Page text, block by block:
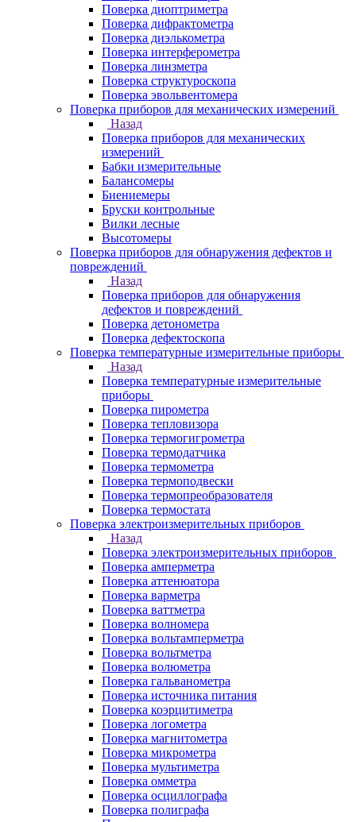
Поверка диоптриметра
Поверка дифрактометра
Поверка диэлькометра
Поверка интерферометра
Поверка линзметра
Поверка структуроскопа
Поверка эвольвентомера
Поверка приборов для механических измерений
Назад
Поверка приборов для механических
измерений
Бабки измерительные
Балансомеры
Биениемеры
Бруски контрольные
Вилки лесные
Высотомеры
Поверка приборов для обнаружения дефектов и
повреждений
Назад
Поверка приборов для обнаружения
дефектов и повреждений
Поверка детонометра
Поверка дефектоскопа
Поверка температурные измерительные приборы
Назад
Поверка температурные измерительные
приборы
Поверка пирометра
Поверка тепловизора
Поверка термогигрометра
Поверка термодатчика
Поверка термометра
Поверка термоподвески
Поверка термопреобразователя
Поверка термостата
Поверка электроизмерительных приборов
Назад
Поверка электроизмерительных приборов
Поверка амперметра
Поверка аттенюатора
Поверка варметра
Поверка ваттметра
Поверка волномера
Поверка вольтамперметра
Поверка вольтметра
Поверка волюметра
Поверка гальванометра
Поверка источника питания
Поверка коэрцитиметра
Поверка логометра
Поверка магнитометра
Поверка микрометра
Поверка мультиметра
Поверка омметра
Поверка осциллографа
Поверка полиграфа